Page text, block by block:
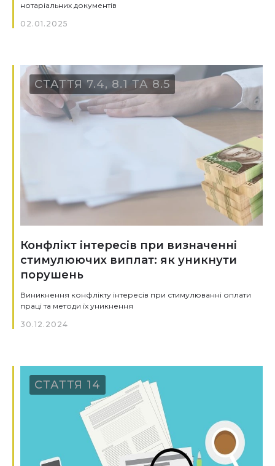
нотаріальних документів
02.01.2025
СТАТТЯ 7.4, 8.1 ТА 8.5
Конфлікт інтересів при визначенні
стимулюючих виплат: як уникнути
порушень
Виникнення конфлікту інтересів при стимулюванні оплати
праці та методи їх уникнення
30.12.2024
СТАТТЯ 14